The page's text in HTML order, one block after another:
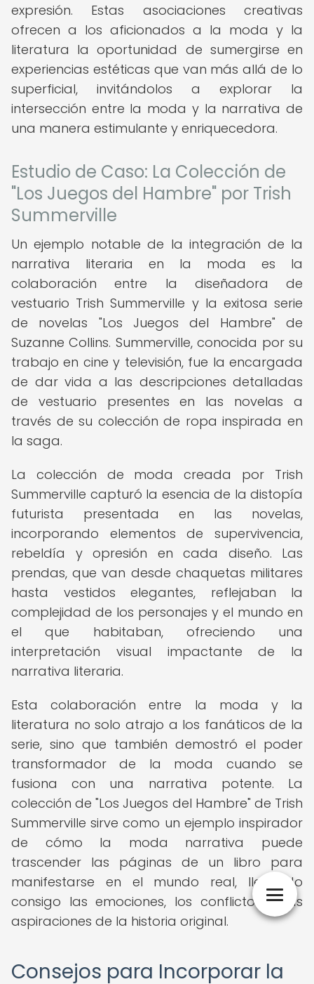
expresión. Estas asociaciones creativas
ofrecen a los aficionados a la moda y la
literatura la oportunidad de sumergirse en
experiencias estéticas que van más allá de lo
superficial, invitándolos a explorar la
intersección entre la moda y la narrativa de
una manera estimulante y enriquecedora.
Estudio de Caso: La Colección de
"Los Juegos del Hambre" por Trish
Summerville
Un ejemplo notable de la integración de la
narrativa literaria en la moda es la
colaboración entre la diseñadora de
vestuario Trish Summerville y la exitosa serie
de novelas "Los Juegos del Hambre" de
Suzanne Collins. Summerville, conocida por su
trabajo en cine y televisión, fue la encargada
de dar vida a las descripciones detalladas
de vestuario presentes en las novelas a
través de su colección de ropa inspirada en
la saga.
La colección de moda creada por Trish
Summerville capturó la esencia de la distopía
futurista presentada en las novelas,
incorporando elementos de supervivencia,
rebeldía y opresión en cada diseño. Las
prendas, que van desde chaquetas militares
hasta vestidos elegantes, reflejaban la
complejidad de los personajes y el mundo en
el que habitaban, ofreciendo una
interpretación visual impactante de la
narrativa literaria.
Esta colaboración entre la moda y la
literatura no solo atrajo a los fanáticos de la
serie, sino que también demostró el poder
transformador de la moda cuando se
fusiona con una narrativa potente. La
colección de "Los Juegos del Hambre" de Trish
Summerville sirve como un ejemplo inspirador
de cómo la moda narrativa puede
trascender las páginas de un libro para
manifestarse en el mundo real, llevando
consigo las emociones, los conflictos y las
aspiraciones de la historia original.
Consejos para Incorporar la